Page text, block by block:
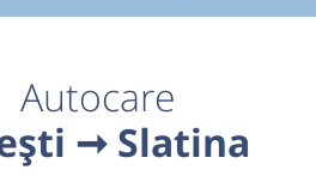
Autocare
➞ Slatina